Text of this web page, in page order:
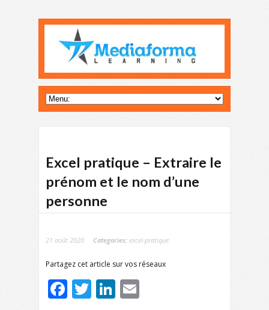
Excel pratique – Extraire le
prénom et le nom d’une
personne
21 août 2020 Categories: excel-pratique
Partagez cet article sur vos réseaux
Facebook
TwitterLinkedIn